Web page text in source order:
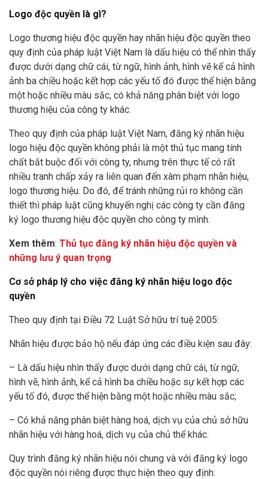
Logo độc quyền là gì?
Logo thương hiệu độc quyền hay nhãn hiệu độc quyền theo
quy định của pháp luật Việt Nam là dấu hiệu có thể nhìn thấy
được dưới dạng chữ cái, từ ngữ, hình ảnh, hình vẽ kể cả hình
ảnh ba chiều hoặc kết hợp các yếu tố đó được thể hiện bằng
một hoặc nhiều màu sắc, có khả năng phân biệt với logo
thương hiệu của công ty khác.
Theo quy định của pháp luật Việt Nam, đăng ký nhãn hiệu
logo hiệu độc quyền không phải là một thủ tục mang tính
chất bắt buộc đối với công ty, nhưng trên thực tế có rất
nhiều tranh chấp xảy ra liên quan đến xâm phạm nhãn hiệu,
logo thương hiệu. Do đó, để tránh những rủi ro không cần
thiết thì pháp luật cũng khuyến nghị các công ty cần đăng
ký logo thương hiệu độc quyền cho công ty mình.
Xem thêm: Thủ tục đăng ký nhãn hiệu độc quyền và
những lưu ý quan trọng
Cơ sở pháp lý cho việc đăng ký nhãn hiệu logo độc
quyền
Theo quy định tại Điều 72 Luật Sở hữu trí tuệ 2005:
Nhãn hiệu được bảo hộ nếu đáp ứng các điều kiện sau đây:
– Là dấu hiệu nhìn thấy được dưới dạng chữ cái, từ ngữ,
hình vẽ, hình ảnh, kể cả hình ba chiều hoặc sự kết hợp các
yếu tố đó, được thể hiện bằng một hoặc nhiều màu sắc;
– Có khả năng phân biệt hàng hoá, dịch vụ của chủ sở hữu
nhãn hiệu với hàng hoá, dịch vụ của chủ thể khác.
Quy trình đăng ký nhãn hiệu nói chung và với đăng ký logo
độc quyền nói riêng được thực hiện theo quy định: